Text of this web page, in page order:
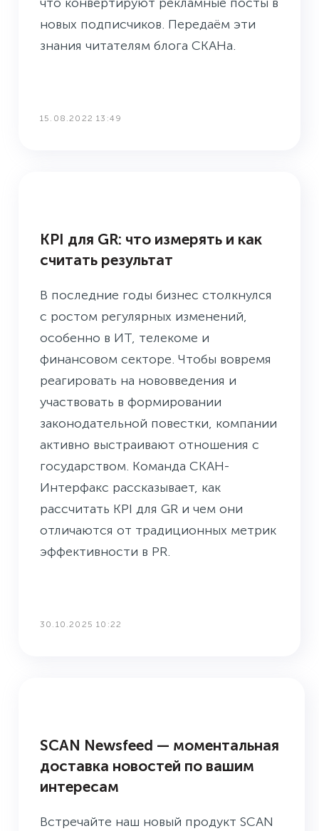
новых подписчиков. Передаём эти
знания читателям блога СКАНа.
15.08.2022 13:49
KPI для GR: что измерять и как
считать результат
В последние годы бизнес столкнулся
с ростом регулярных изменений,
особенно в ИТ, телекоме и
финансовом секторе. Чтобы вовремя
реагировать на нововведения и
участвовать в формировании
законодательной повестки, компании
активно выстраивают отношения с
государством. Команда СКАН-
Интерфакс рассказывает, как
рассчитать KPI для GR и чем они
отличаются от традиционных метрик
эффективности в PR.
30.10.2025 10:22
SCAN Newsfeed — моментальная
доставка новостей по вашим
интересам
Встречайте наш новый продукт SCAN